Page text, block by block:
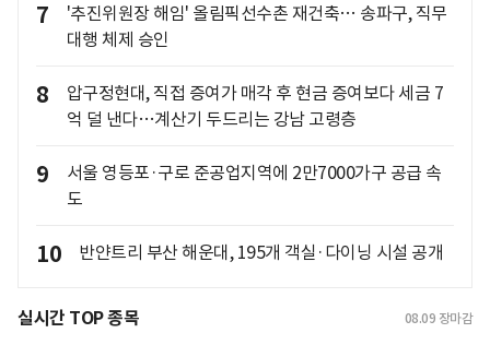
7
'추진위원장 해임' 올림픽선수촌 재건축… 송파구, 직무
대행 체제 승인
8
압구정현대, 직접 증여가 매각 후 현금 증여보다 세금 7
억 덜 낸다…계산기 두드리는 강남 고령층
9
서울 영등포·구로 준공업지역에 2만7000가구 공급 속
도
10 반얀트리 부산 해운대, 195개 객실·다이닝 시설 공개
실시간 TOP 종목 08.09 장마감